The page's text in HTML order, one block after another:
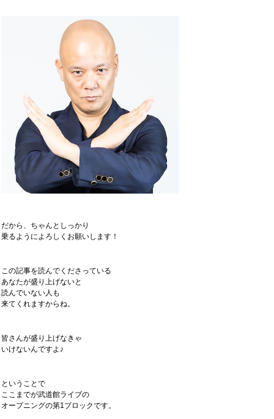
だから、ちゃんとしっかり
乗るようによろしくお願いします！
この記事を読んでくださっている
あなたが盛り上げないと
読んでいない人も
来てくれますからね。
皆さんが盛り上げなきゃ
いけないんですよ♪
ということで
ここまでが武道館ライブの
オープニングの第1ブロックです。